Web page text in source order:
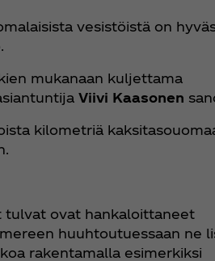
vesistöistä on
mukanaan kuljettama
Viivi Kaasonen
kilometriä
tulvat ovat hankaloittaneet
huuhtoutuessaan ne
rakentamalla esimerkiksi